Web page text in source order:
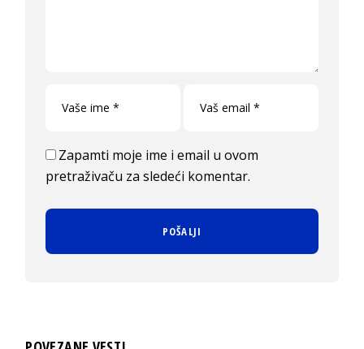
Zapamti moje ime i email u ovom
pretraživaču za sledeći komentar.